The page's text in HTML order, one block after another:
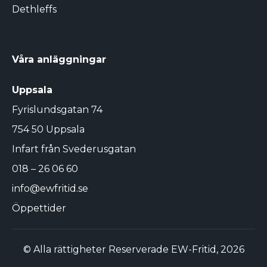
Dethleffs
Våra anläggningar
Uppsala
Fyrislundsgatan 74
754 50 Uppsala
Infart från Svederusgatan
018 – 26 06 60
info@ewfritid.se
Öppettider
© Alla rättigheter Reserverade EW-Fritid, 2026